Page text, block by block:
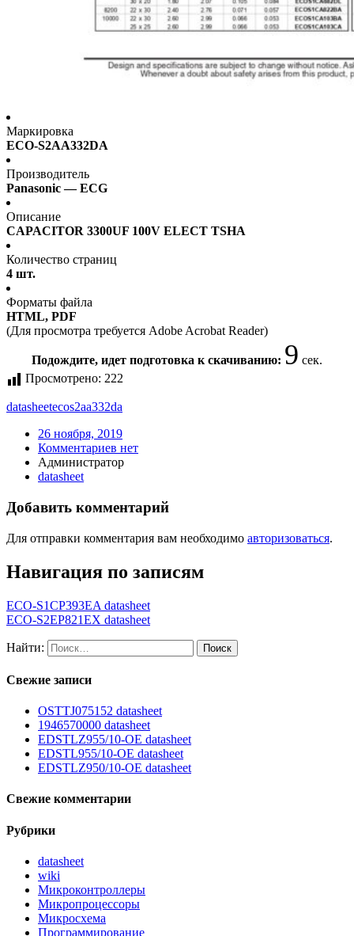
Маркировка
ECO-S2AA332DA
Производитель
Panasonic — ECG
Описание
CAPACITOR 3300UF 100V ELECT TSHA
Количество страниц
4 шт.
Форматы файла
HTML, PDF
(Для просмотра требуется Adobe Acrobat Reader)
Подождите, идет подготовка к скачиванию: 9 сек.
Просмотрено: 222
datasheetecos2aa332da
26 ноября, 2019
Комментариев нет
Администратор
datasheet
Добавить комментарий
Для отправки комментария вам необходимо авторизоваться.
Навигация по записям
ECO-S1CP393EA datasheet
ECO-S2EP821EX datasheet
Найти:
Свежие записи
OSTTJ075152 datasheet
1946570000 datasheet
EDSTLZ955/10-OE datasheet
EDSTL955/10-OE datasheet
EDSTLZ950/10-OE datasheet
Свежие комментарии
Рубрики
datasheet
wiki
Микроконтроллеры
Микропроцессоры
Микросхема
Программирование